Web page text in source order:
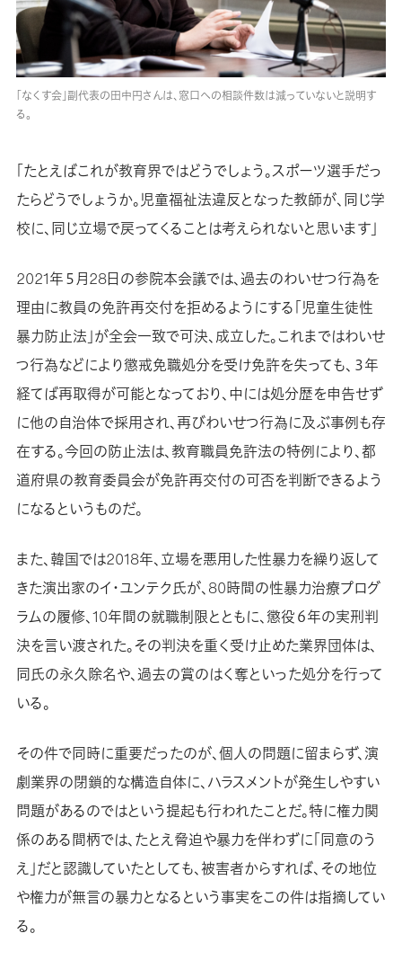
「なくす会」副代表の田中円さんは、窓口への相談件数は減っていないと説明す
る。
「たとえばこれが教育界ではどうでしょう。スポーツ選手だっ
たらどうでしょうか。児童福祉法違反となった教師が、同じ学
校に、同じ立場で戻ってくることは考えられないと思います」
2021年５月28日の参院本会議では、過去のわいせつ行為を
理由に教員の免許再交付を拒めるようにする「児童生徒性
暴力防止法」が全会一致で可決、成立した。これまではわいせ
つ行為などにより懲戒免職処分を受け免許を失っても、３年
経てば再取得が可能となっており、中には処分歴を申告せず
に他の自治体で採用され、再びわいせつ行為に及ぶ事例も存
在する。今回の防止法は、教育職員免許法の特例により、都
道府県の教育委員会が免許再交付の可否を判断できるよう
になるというものだ。
また、韓国では2018年、立場を悪用した性暴力を繰り返して
きた演出家のイ・ユンテク氏が、80時間の性暴力治療プログ
ラムの履修、10年間の就職制限とともに、懲役６年の実刑判
決を言い渡された。その判決を重く受け止めた業界団体は、
同氏の永久除名や、過去の賞のはく奪といった処分を行って
いる。
その件で同時に重要だったのが、個人の問題に留まらず、演
劇業界の閉鎖的な構造自体に、ハラスメントが発生しやすい
問題があるのではという提起も行われたことだ。特に権力関
係のある間柄では、たとえ脅迫や暴力を伴わずに「同意のう
え」だと認識していたとしても、被害者からすれば、その地位
や権力が無言の暴力となるという事実をこの件は指摘してい
る。